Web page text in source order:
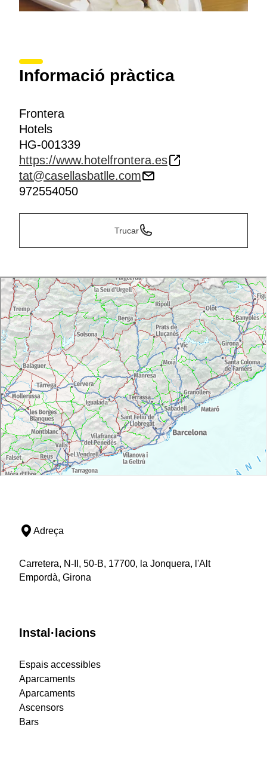
Informació pràctica
Frontera
Hotels
HG-001339
https://www.hotelfrontera.es
tat@casellasbatlle.com
972554050
Trucar
Adreça
Carretera, N-II, 50-B, 17700, la Jonquera, l'Alt
Empordà, Girona
Instal·lacions
Espais accessibles
Aparcaments
Aparcaments
Ascensors
Bars